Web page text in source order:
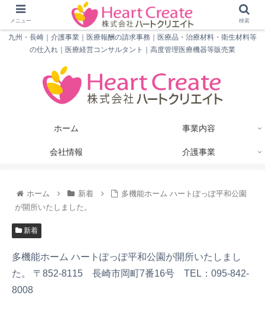
九州・長崎｜介護事業｜医療報酬の請求事務｜医療品・治療材料・衛生材料等
の仕入れ｜医療経営コンサルタント｜高度管理医療機器等販売業
ホーム 事業内容
会社情報 介護事業
ホーム 新着
多機能ホーム ハートぽっぽ平和公園
が開所いたしました。
新着
多機能ホーム ハートぽっぽ平和公園が開所いたしまし
た。
〒852-8115 長崎市岡町7番16号 TEL：095-842-
8008
メニュー 検索